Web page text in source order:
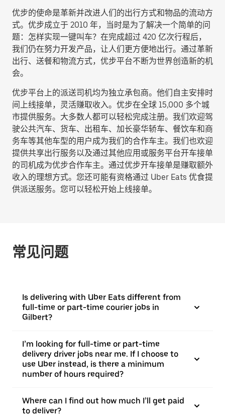
优步的使命是革新并改进人们的出行方式和物品的流动方
式。优步成立于 2010 年，当时是为了解决一个简单的问
题：怎样实现一键叫车？在完成超过 420 亿次行程后，
我们仍在努力开发产品，让人们更方便地出行。通过革新
出行、送餐和物流方式，优步平台不断为世界创造新的机
会。
优步平台上的派送司机均为独立承包商。他们自主安排时
间上线接单，灵活赚取收入。优步在全球 15,000 多个城
市提供服务。大多数人都可以轻松完成注册。我们欢迎驾
驶公共汽车、货车、出租车、加长豪华轿车、餐饮车和商
务车等其他车型的用户成为我们的合作车主。我们也欢迎
提供共享出行服务以及通过其他应用或服务平台开车接单
的司机成为优步合作车主。通过优步开车接单是赚取额外
收入的理想方式。您还可能有资格通过 Uber Eats 优食提
供派送服务。您可以轻松开始上线接单。
常见问题
Is delivering with Uber Eats different from
full-time or part-time courier jobs in
Gilbert?
I’m looking for full-time or part-time
delivery driver jobs near me. If I choose to
use Uber instead, is there a minimum
number of hours required?
Where can I find out how much I’ll get paid
to deliver?